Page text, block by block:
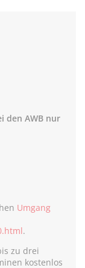
den AWB nur
Umgang
.
zu drei
kostenlos